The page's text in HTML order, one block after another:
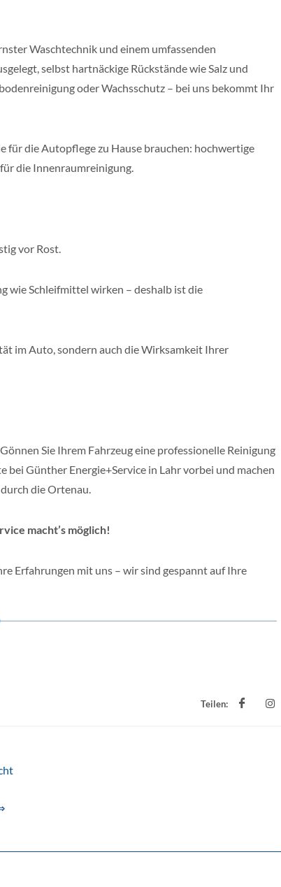
Waschtechnik und einem umfassenden
selbst hartnäckige Rückstände wie Salz und
oder Wachsschutz – bei uns bekommt Ihr
für die Autopflege zu Hause brauchen: hochwertige
die Innenraumreinigung.
vor Rost.
wie Schleifmittel wirken – deshalb ist die
im Auto, sondern auch die Wirksamkeit Ihrer
Sie Ihrem Fahrzeug eine professionelle Reinigung
bei Günther Energie+Service in Lahr vorbei und machen
die Ortenau.
macht’s möglich!
Erfahrungen mit uns – wir sind gespannt auf Ihre
Teilen: